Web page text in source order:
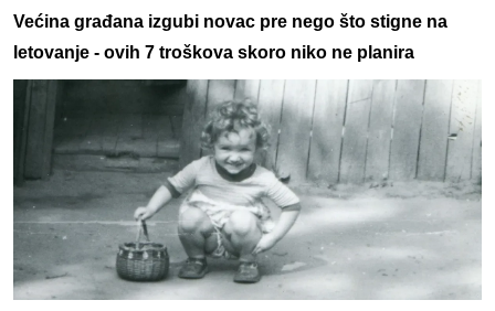
Većina građana izgubi novac pre nego što stigne na
letovanje - ovih 7 troškova skoro niko ne planira